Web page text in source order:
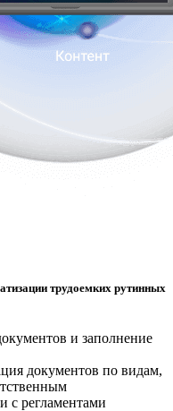
трудоемких рутинных
и заполнение
документов по видам,
с регламентами